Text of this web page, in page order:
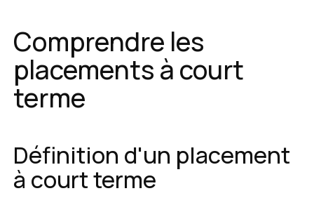
Comprendre les
placements à court
terme
Définition d'un placement
à court terme